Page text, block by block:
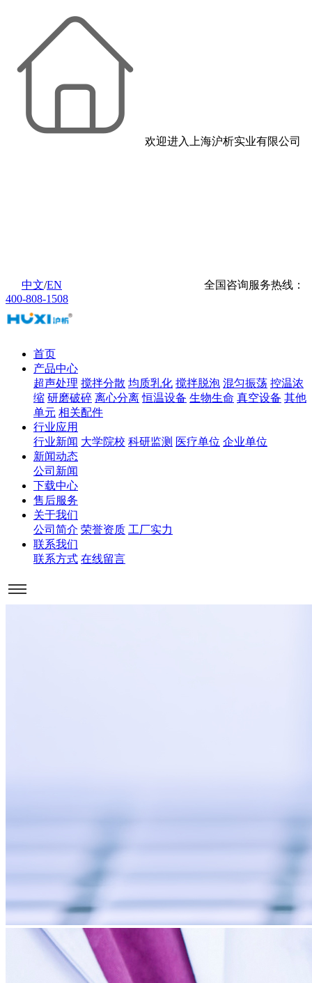
欢迎进入上海沪析实业有限公司
中文/EN
全国咨询服务热线：
400-808-1508
首页
产品中心
超声处理 搅拌分散 均质乳化 搅拌脱泡 混匀振荡 控温浓
缩 研磨破碎 离心分离 恒温设备 生物生命 真空设备 其他
单元 相关配件
行业应用
行业新闻 大学院校 科研监测 医疗单位 企业单位
新闻动态
公司新闻
下载中心
售后服务
关于我们
公司简介 荣誉资质 工厂实力
联系我们
联系方式 在线留言